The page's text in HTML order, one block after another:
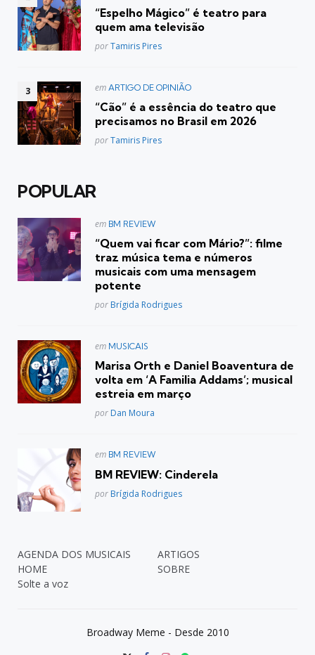
“Espelho Mágico” é teatro para
quem ama televisão
Posted
porTamiris Pires
Postado
em ARTIGO DE OPINIÃO
“Cão” é a essência do teatro que
precisamos no Brasil em 2026
Posted
porTamiris Pires
POPULAR
Postado
em BM REVIEW
“Quem vai ficar com Mário?”: filme
traz música tema e números
musicais com uma mensagem
potente
Posted
por Brígida Rodrigues
Postado
em MUSICAIS
Marisa Orth e Daniel Boaventura de
volta em ‘A Familia Addams’; musical
estreia em março
Posted
por Dan Moura
Postado
em BM REVIEW
BM REVIEW: Cinderela
Posted
por Brígida Rodrigues
AGENDA DOS MUSICAIS
ARTIGOS
HOME
SOBRE
Solte a voz
Broadway Meme - Desde 2010